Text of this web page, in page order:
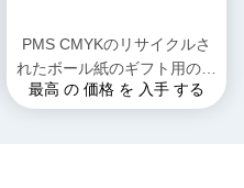
PMS CMYKのリサイクルさ
れたボール紙のギフト用の箱
PSの司令官を包むDWG注文
最高 の 価格 を 入手 する